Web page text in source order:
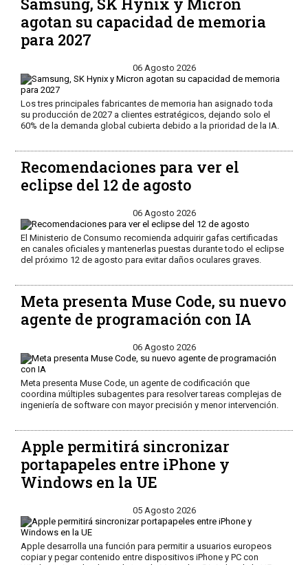
agotan su capacidad de memoria
para 2027
06 Agosto 2026
Los tres principales fabricantes de memoria han asignado toda
su producción de 2027 a clientes estratégicos, dejando solo el
60% de la demanda global cubierta debido a la prioridad de la IA.
Recomendaciones para ver el
eclipse del 12 de agosto
06 Agosto 2026
El Ministerio de Consumo recomienda adquirir gafas certificadas
en canales oficiales y mantenerlas puestas durante todo el eclipse
del próximo 12 de agosto para evitar daños oculares graves.
Meta presenta Muse Code, su nuevo
agente de programación con IA
06 Agosto 2026
Meta presenta Muse Code, un agente de codificación que
coordina múltiples subagentes para resolver tareas complejas de
ingeniería de software con mayor precisión y menor intervención.
Apple permitirá sincronizar
portapapeles entre iPhone y
Windows en la UE
05 Agosto 2026
Apple desarrolla una función para permitir a usuarios europeos
copiar y pegar contenido entre dispositivos iPhone y PC con